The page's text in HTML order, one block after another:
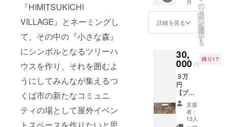
『HIMITSUKICHI
VILLAGE』とネーミングし
て、その中の『小さな森』
にシンボルとなるツリーハ
ウスを作り、それを囲むよ
うにしてみんなが集えるつ
くば市の新たなコミュニ
ティの場として屋外イベン
トスペースを作りたいと思
定） ■
時間：
10時～
ご支援
で5名様
参加可
能で
す。 ※
参加の
際の交
通費、
に掲載
するお
名前
記載く
ださ
い。 ※
掲載方
法は
ローマ
字のみ
となり
ます。
CHIISA
NAMO
RIで
バーベ
キュー
めちゃ
いま
す！ ■
リター
ン内容
①バー
ベ
キュー
用食材
詳細を見る
の
リ
タ
ー
ン
を
選
択
す
る
30,
000 円
残り17
３万
円
【プレ
ミアム
付商品
券プラ
ン】
支援
者：
13人